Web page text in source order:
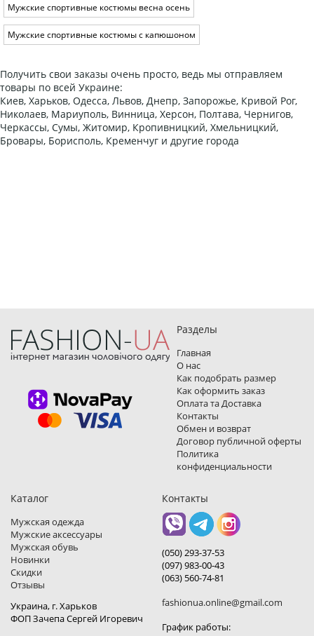
Мужские спортивные костюмы весна осень
Мужские спортивные костюмы с капюшоном
Получить свои заказы очень просто, ведь мы отправляем
товары по всей Украине:
Киев, Харьков, Одесса, Львов, Днепр, Запорожье, Кривой Рог,
Николаев, Мариуполь, Винница, Херсон, Полтава, Чернигов,
Черкассы, Сумы, Житомир, Кропивницкий, Хмельницкий,
Бровары, Борисполь, Кременчуг и другие города
Разделы
Главная
О нас
Как подобрать размер
Как оформить заказ
Оплата та Доставка
Контакты
Обмен и возврат
Договор публичной оферты
Политика
конфиденциальности
Каталог
Мужская одежда
Мужские аксессуары
Мужская обувь
Новинки
Скидки
Отзывы
Украина, г. Харьков
ФОП Зачепа Сергей Игоревич
Контакты
(050) 293-37-53
(097) 983-00-43
(063) 560-74-81
fashionua.online@gmail.com
График работы: